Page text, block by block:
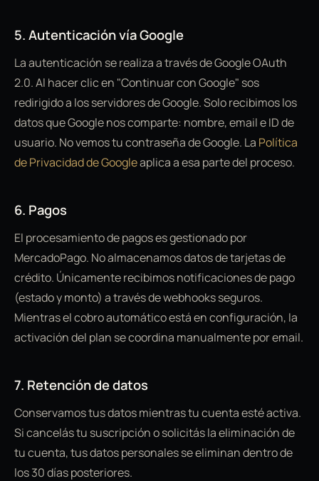
5. Autenticación vía Google
La autenticación se realiza a través de Google OAuth
2.0. Al hacer clic en "Continuar con Google" sos
redirigido a los servidores de Google. Solo recibimos los
datos que Google nos comparte: nombre, email e ID de
usuario. No vemos tu contraseña de Google. La Política
de Privacidad de Googleaplica a esa parte del proceso.
6. Pagos
El procesamiento de pagos es gestionado por
MercadoPago. No almacenamos datos de tarjetas de
crédito. Únicamente recibimos notificaciones de pago
(estado y monto) a través de webhooks seguros.
Mientras el cobro automático está en configuración, la
activación del plan se coordina manualmente por email.
7. Retención de datos
Conservamos tus datos mientras tu cuenta esté activa.
Si cancelás tu suscripción o solicitás la eliminación de
tu cuenta, tus datos personales se eliminan dentro de
los 30 días posteriores.